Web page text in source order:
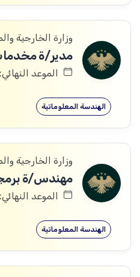
وزارة الخارجية
الموعد النهائي: 01/09/2026
الهندسة المعلوماتية
وزارة الخارجية
الموعد النهائي: 01/09/2026
الهندسة المعلوماتية